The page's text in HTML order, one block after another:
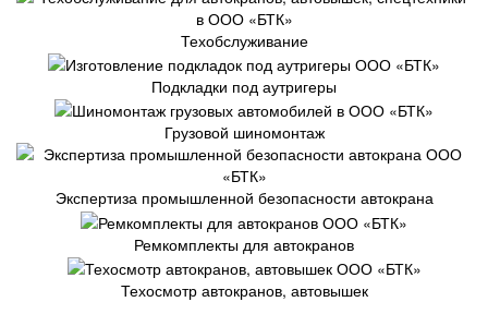
Техобслуживание
Подкладки под аутригеры
Грузовой шиномонтаж
Экспертиза промышленной безопасности автокрана
Ремкомплекты для автокранов
Техосмотр автокранов, автовышек